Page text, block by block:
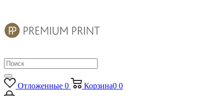
Отложенные 0 Корзина0 0